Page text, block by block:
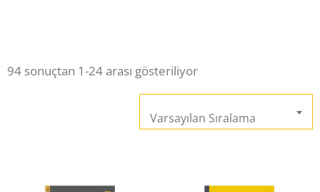
İletişim
94 sonuçtan 1-24 arası gösteriliyor
Varsayılan Sıralama